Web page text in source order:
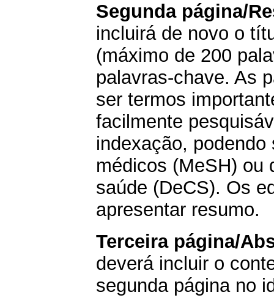
Segunda página/
incluirá de novo o
(máximo de 200
palavras-chave. As
ser termos
facilmente
indexação,
médicos (MeSH) ou
saúde (DeCS). Os
apresentar resumo.
Terceira página/
deverá incluir o
segunda página no